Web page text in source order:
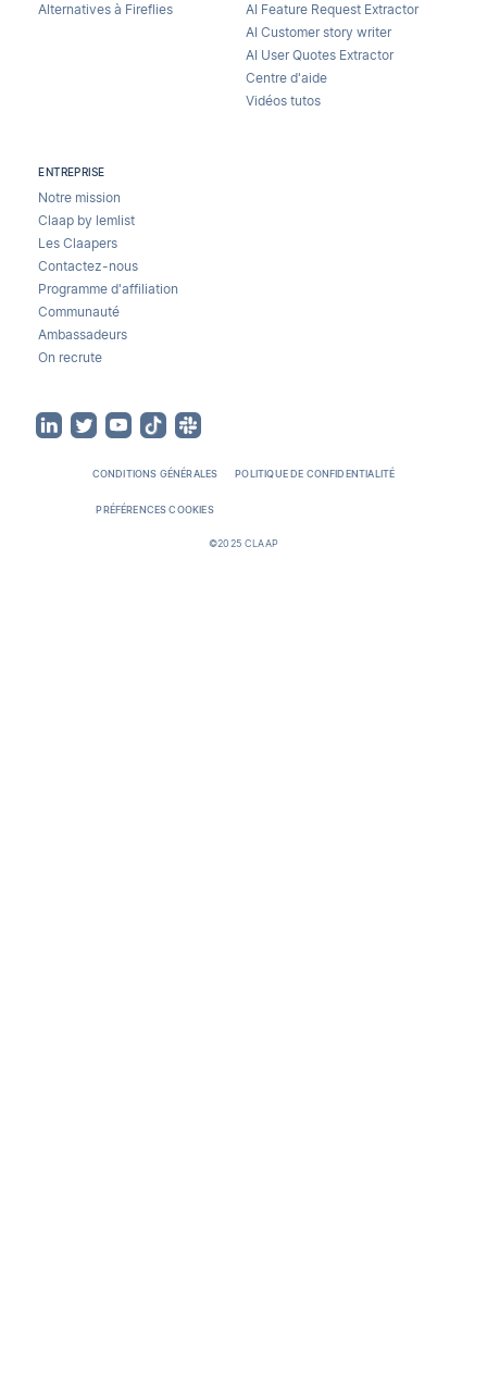
Alternatives à Fireflies
AI Feature Request Extractor
AI Customer story writer
AI User Quotes Extractor
Centre d'aide
Vidéos tutos
ENTREPRISE
Notre mission
Claap by lemlist
Les Claapers
Contactez-nous
Programme d'affiliation
Communauté
Ambassadeurs
On recrute
CONDITIONS GÉNÉRALES POLITIQUE DE CONFIDENTIALITÉ
PRÉFÉRENCES COOKIES
©2025 CLAAP